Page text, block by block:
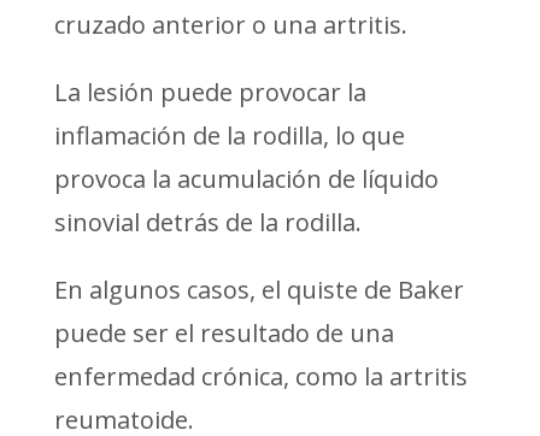
cruzado anterior o una artritis.
La lesión puede provocar la
inflamación de la rodilla, lo que
provoca la acumulación de líquido
sinovial detrás de la rodilla.
En algunos casos, el quiste de Baker
puede ser el resultado de una
enfermedad crónica, como la artritis
reumatoide.